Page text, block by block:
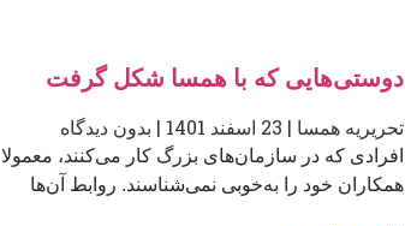
دوستی‌هایی که با همسا شکل گرفت
تحریریه همسا بدون دیدگاه
افرادی که در سازمان‌های بزرگ کار می‌کنند، معمولا
همکاران خود را به‌خوبی نمی‌شناسند. روابط آن‌ها